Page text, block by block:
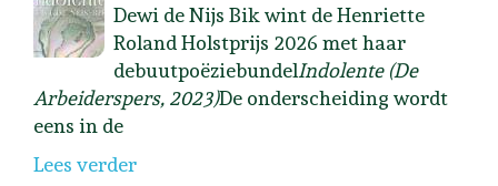
Dewi de Nijs Bik wint de Henriette
Roland Holstprijs 2026 met haar
debuutpoëziebundelIndolente (De
Arbeiderspers, 2023)De onderscheiding wordt
eens in de
Lees verder